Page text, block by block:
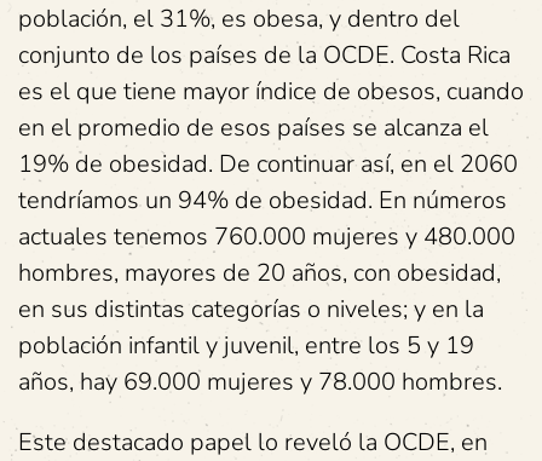
población, el 31%, es obesa, y dentro del
conjunto de los países de la OCDE. Costa Rica
es el que tiene mayor índice de obesos, cuando
en el promedio de esos países se alcanza el
19% de obesidad. De continuar así, en el 2060
tendríamos un 94% de obesidad. En números
actuales tenemos 760.000 mujeres y 480.000
hombres, mayores de 20 años, con obesidad,
en sus distintas categorías o niveles; y en la
población infantil y juvenil, entre los 5 y 19
años, hay 69.000 mujeres y 78.000 hombres.
Este destacado papel lo reveló la OCDE, en